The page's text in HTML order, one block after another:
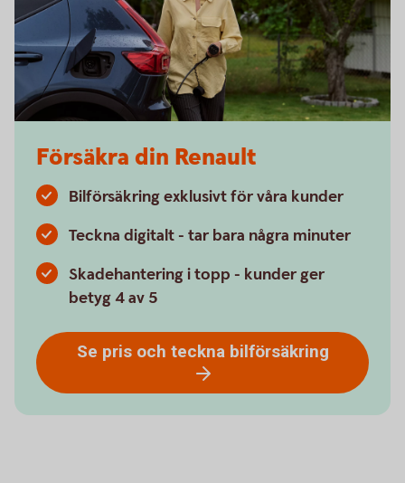
Försäkra din Renault
Bilförsäkring exklusivt för våra kunder
Teckna digitalt - tar bara några minuter
Skadehantering i topp - kunder ger
betyg 4 av 5
Se pris och teckna bilförsäkring